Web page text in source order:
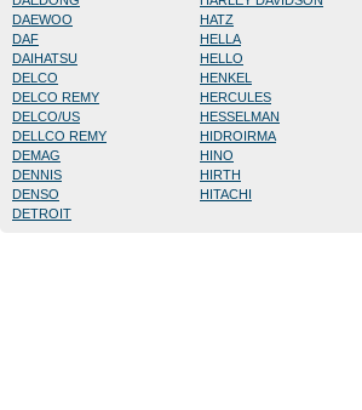
DAEWOO
DAF
DAIHATSU
DELCO
DELCO REMY
DELCO/US
DELLCO REMY
DEMAG
DENNIS
DENSO
DETROIT
HATZ
HELLA
HELLO
HENKEL
HERCULES
HESSELMAN
HIDROIRMA
HINO
HIRTH
HITACHI